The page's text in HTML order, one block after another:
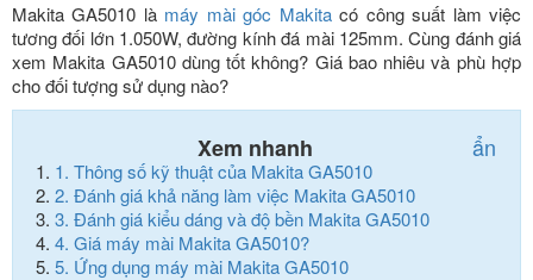
Makita GA5010 là máy mài góc Makitacó công suất làm việc
tương đối lớn 1.050W, đường kính đá mài 125mm. Cùng đánh giá
xem Makita GA5010 dùng tốt không? Giá bao nhiêu và phù hợp
cho đối tượng sử dụng nào?
Xem nhanh ẩn
1. Thông số kỹ thuật của Makita GA5010
2. Đánh giá khả năng làm việc Makita GA5010
3. Đánh giá kiểu dáng và độ bền Makita GA5010
4. Giá máy mài Makita GA5010?
5. Ứng dụng máy mài Makita GA5010